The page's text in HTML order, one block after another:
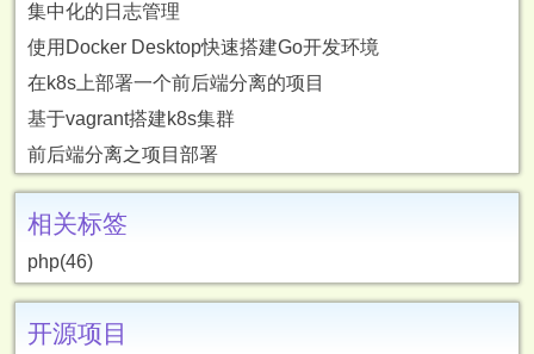
集中化的日志管理
使用Docker Desktop快速搭建Go开发环境
在k8s上部署一个前后端分离的项目
基于vagrant搭建k8s集群
前后端分离之项目部署
相关标签
php(46)
开源项目